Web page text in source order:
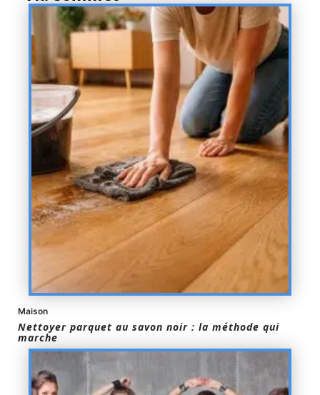
Maison
Nettoyer parquet au savon noir : la méthode qui
marche